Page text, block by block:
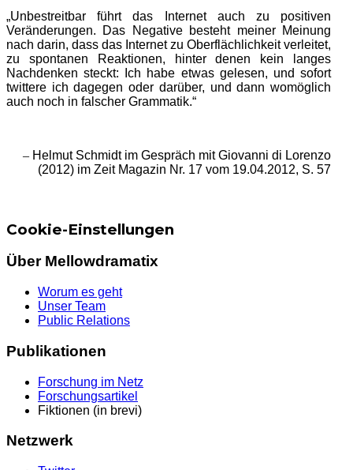
„Unbestreitbar führt das Internet auch zu positiven
Veränderungen. Das Negative besteht meiner Meinung
nach darin, dass das Internet zu Oberflächlichkeit verleitet,
zu spontanen Reaktionen, hinter denen kein langes
Nachdenken steckt: Ich habe etwas gelesen, und sofort
twittere ich dagegen oder darüber, und dann womöglich
auch noch in falscher Grammatik.“
– Helmut Schmidt im Gespräch mit Giovanni di Lorenzo
(2012) im Zeit Magazin Nr. 17 vom 19.04.2012, S. 57
Cookie-Einstellungen
Über Mellowdramatix
Worum es geht
Unser Team
Public Relations
Publikationen
Forschung im Netz
Forschungsartikel
Fiktionen (in brevi)
Netzwerk